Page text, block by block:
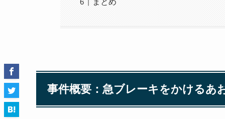
事件概要 ：急ブレーキをかけるあ